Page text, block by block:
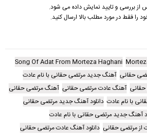
از بررسی و تایید نمایش داده می شود.
را فقط در مورد مطلب بالا ارسال کنید.
Song Of Adat From Morteza Haghani
حقانی آهنگ جدید مرتضی حقانی با نام عادت
آهنگ عادت مرتضی حقانی آهنگ مرتضی حقانی
با نام عادت دانلود آهنگ جدید مرتضی حقانی
آهنگ جدید مرتضی حقانی با نام عادت
از مرتضی حقانی دانلود آهنگ عادت مرتضی حقانی